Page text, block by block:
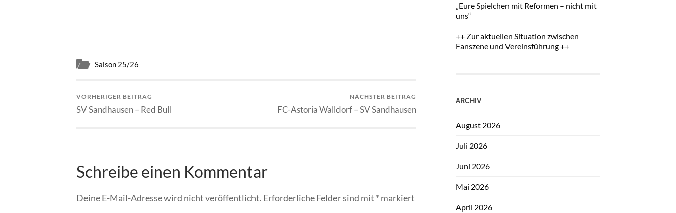
Saison 25/26
VORHERIGER BEITRAG
SV Sandhausen – Red Bull
NÄCHSTER BEITRAG
FC-Astoria Walldorf – SV Sandhausen
Schreibe einen Kommentar
Deine E-Mail-Adresse wird nicht veröffentlicht. Erforderliche Felder sind mit * markiert
„Eure Spielchen mit Reformen – nicht mit
uns“
++ Zur aktuellen Situation zwischen
Fanszene und Vereinsführung ++
ARCHIV
August 2026
Juli 2026
Juni 2026
Mai 2026
April 2026